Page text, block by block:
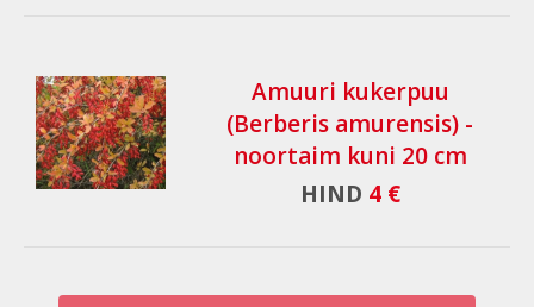
Amuuri kukerpuu
(Berberis amurensis) -
noortaim kuni 20 cm
HIND 4 €